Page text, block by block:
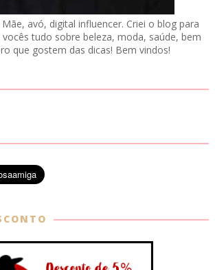
avó, digital influencer. Criei o blog para
tudo sobre beleza, moda, saúde, bem
que gostem das dicas! Bem vindos!